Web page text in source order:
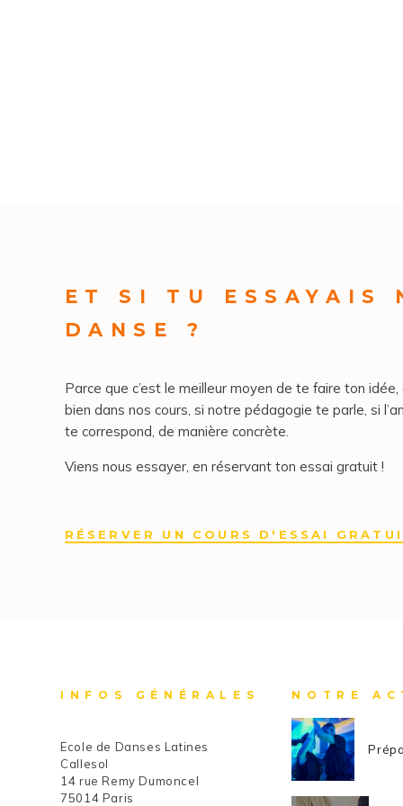
ET SI TU ESSAYAIS
DANSE ?
Parce que c’est le meilleur moyen de te faire ton
bien dans nos cours, si notre pédagogie te parle, si
te correspond, de manière concrète.
Viens nous essayer, en réservant ton essai gratuit !
RÉSERVER UN COURS D'ESSAI
INFOS GÉNÉRALES
Ecole de Danses Latines
Callesol
14 rue Remy Dumoncel
75014 Paris
NOTRE